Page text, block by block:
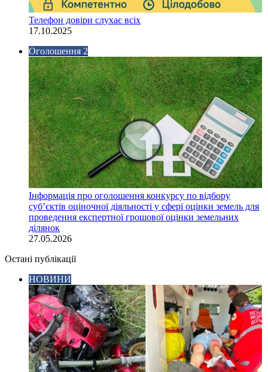
Телефон довіри слухає всіх
17.10.2025
Оголошення 2
Інформація про оголошення конкурсу по відбору
суб’єктів оціночної діяльності у сфері оцінки земель для
проведення експертної грошової оцінки земельних
ділянок
27.05.2026
Остані публікації
НОВИНИ